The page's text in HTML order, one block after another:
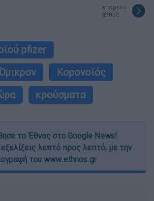
επόμενο
άρθρο
pfizer
Κορονοϊός
κρούσματα
το Έθνος στο Google News!
λεπτό προς λεπτό, με την
του www.ethnos.gr